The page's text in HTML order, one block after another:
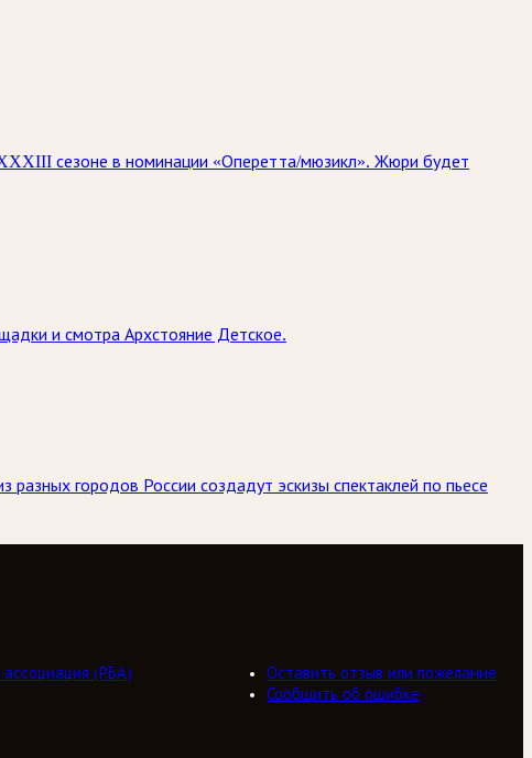
сезоне в номинации «Оперетта/мюзикл». Жюри будет
и смотра Архстояние Детское.
городов России создадут эскизы спектаклей по пьесе
ассоциация (РБА)
Оставить отзыв или пожелание
Сообщить об ошибке